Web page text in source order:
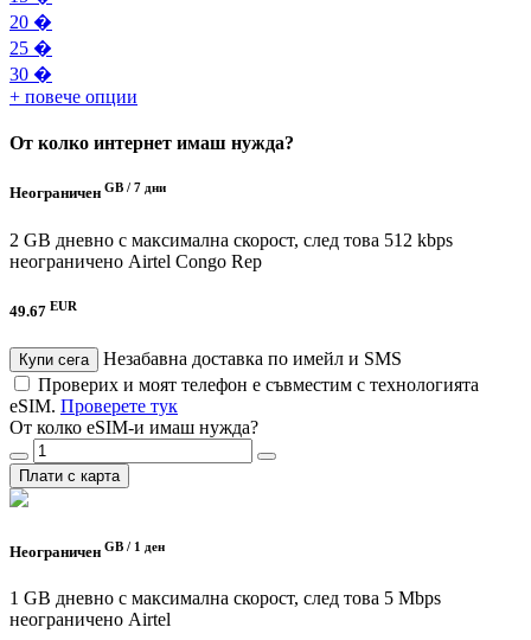
20 �
25 �
30 �
+ повече опции
От колко интернет имаш нужда?
Неограничен GB / 7 дни
2 GB дневно с максимална скорост, след това 512 kbps
неограничено Airtel Congo Rep
49.67 EUR
Купи сега
Незабавна доставка по имейл и SMS
Проверих и моят телефон е съвместим с технологията
eSIM. Проверете тук
От колко eSIM-и имаш нужда?
Плати с карта
Неограничен GB / 1 ден
1 GB дневно с максимална скорост, след това 5 Mbps
неограничено Airtel